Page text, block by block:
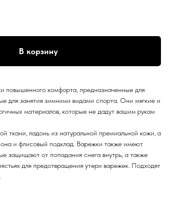
В корзину
повышенного комфорта, предназначенные для
для занятия зимними видами спорта. Они мягкие и
материалов, которые не дадут вашим рукам
ткани, ладонь из натуральной премиальной кожи, а
и флисовый подклад. Варежки также имеют
защищают от попадания снега внутрь, а также
для предотвращения утери варежек. Подходят